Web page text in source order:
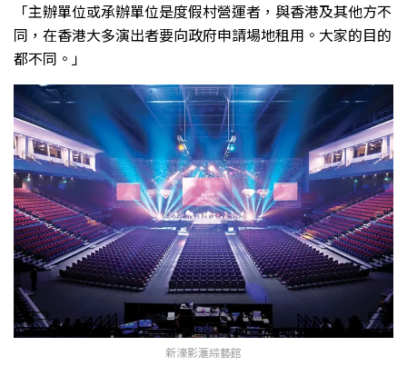
「主辦單位或承辦單位是度假村營運者，與香港及其他方不
同，在香港大多演出者要向政府申請場地租用。大家的目的
都不同。」
新濠影滙綜藝館